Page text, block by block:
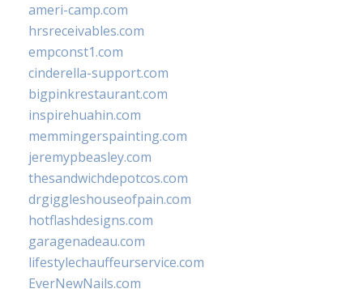
ameri-camp.com
hrsreceivables.com
empconst1.com
cinderella-support.com
bigpinkrestaurant.com
inspirehuahin.com
memmingerspainting.com
jeremypbeasley.com
thesandwichdepotcos.com
drgiggleshouseofpain.com
hotflashdesigns.com
garagenadeau.com
lifestylechauffeurservice.com
EverNewNails.com